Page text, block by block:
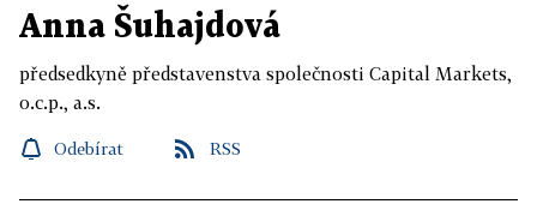
Anna Šuhajdová
předsedkyně představenstva společnosti Capital Markets,
o.c.p., a.s.
Odebírat RSS